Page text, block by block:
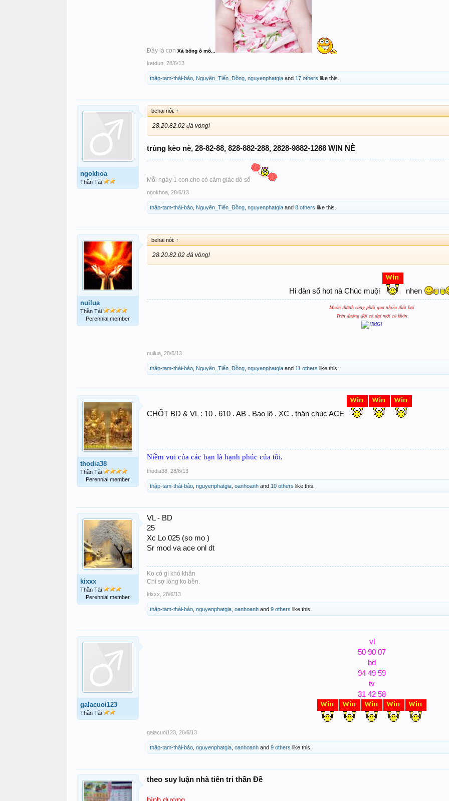
Đây là con Xà bông ô mô...
ketdun 28/6/13
thập-tam-thái-bảo Nguyên_Tiến_Đồng nguyenphatgia and 17 others like this.
ngokhoa
Thần Tài
behai nói: ↑
28.20.82.02 đá vòngl
trùng kèo nè, 28-82-88, 828-882-288, 2828-9882-1288 WIN NÈ
Mỗi ngày 1 con cho có cảm giác dò số
ngokhoa 28/6/13
thập-tam-thái-bảo Nguyên_Tiến_Đồng nguyenphatgia and 8 others like this.
nuilua
Thần Tài
Perennial member
behai nói: ↑
28.20.82.02 đá vòngl
Hi dàn số hot nà Chúc muội nhen
Muốn thành công phải qua nhiều thất bại
Trên đường đời có dại mới có khôn
nuilua 28/6/13
thập-tam-thái-bảo Nguyên_Tiến_Đồng nguyenphatgia and 11 others like this.
thodia38
Thần Tài
Perennial member
CHỐT BD & VL : 10 . 610 . AB . Bao lô . XC . thân chúc ACE
Niềm vui của các bạn là hạnh phúc của tôi.
thodia38 28/6/13
thập-tam-thái-bảo nguyenphatgia oanhoanh and 10 others like this.
kixxx
Thần Tài
Perennial member
VL - BD
25
Xc Lo 025 (so mo )
Sr mod va ace onl dt
Ko có gì khó khăn
Chỉ sợ lòng ko bền.
kixxx 28/6/13
thập-tam-thái-bảo nguyenphatgia oanhoanh and 9 others like this.
galacuoi123
Thần Tài
vl
50 90 07
bd
94 49 59
tv
31 42 58
galacuoi123 28/6/13
thập-tam-thái-bảo nguyenphatgia oanhoanh and 9 others like this.
theo suy luận nhà tiên tri thần Đề